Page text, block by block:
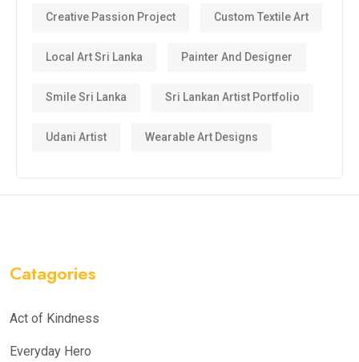
Creative Passion Project Custom Textile Art
Local Art Sri Lanka Painter And Designer
Smile Sri Lanka Sri Lankan Artist Portfolio
Udani Artist Wearable Art Designs
Catagories
Act of Kindness
Everyday Hero